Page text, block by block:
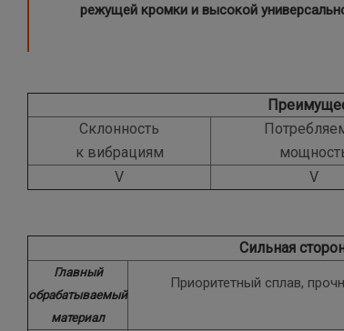
режущей кромки и высокой
Склонность
к вибрациям
V V
Сильная
Главный
обрабатываемый
материал
Приоритетный сплав,